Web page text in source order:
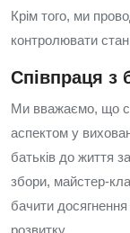
Крім того, ми
контролювати
Співпраця з
Ми вважаємо, що
аспектом у
батьків до життя
збори, майстер-
бачити
розвитку.